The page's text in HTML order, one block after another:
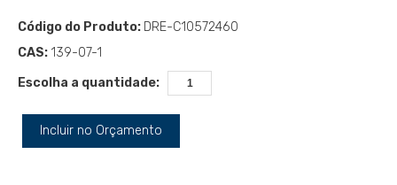
Código do Produto: DRE-C10572460
CAS: 139-07-1
Escolha a quantidade:
Incluir no Orçamento